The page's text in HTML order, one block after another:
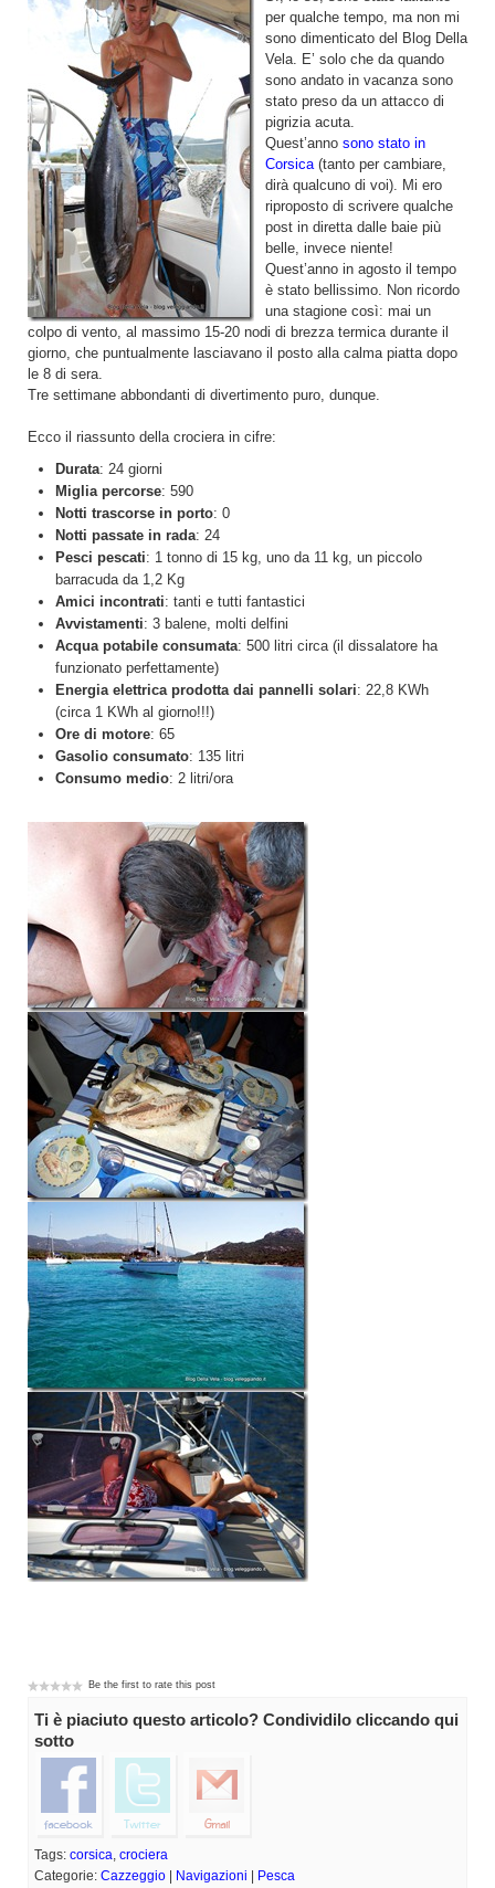
per qualche tempo, ma non mi
sono dimenticato del Blog Della
Vela. E’ solo che da quando
sono andato in vacanza sono
stato preso da un attacco di
pigrizia acuta.
Quest’anno sono stato in
Corsica(tanto per cambiare,
dirà qualcuno di voi). Mi ero
riproposto di scrivere qualche
post in diretta dalle baie più
belle, invece niente!
Quest’anno in agosto il tempo
è stato bellissimo. Non ricordo
una stagione così: mai un
colpo di vento, al massimo 15-20 nodi di brezza termica durante il
giorno, che puntualmente lasciavano il posto alla calma piatta dopo
le 8 di sera.
Tre settimane abbondanti di divertimento puro, dunque.
Ecco il riassunto della crociera in cifre:
Durata: 24 giorni
Miglia percorse: 590
Notti trascorse in porto: 0
Notti passate in rada: 24
Pesci pescati: 1 tonno di 15 kg, uno da 11 kg, un piccolo
barracuda da 1,2 Kg
Amici incontrati: tanti e tutti fantastici
Avvistamenti: 3 balene, molti delfini
Acqua potabile consumata: 500 litri circa (il dissalatore ha
funzionato perfettamente)
Energia elettrica prodotta dai pannelli solari: 22,8 KWh
(circa 1 KWh al giorno!!!)
Ore di motore: 65
Gasolio consumato: 135 litri
Consumo medio: 2 litri/ora
Be the first to rate this post
Ti è piaciuto questo articolo? Condividilo cliccando qui
sotto
Tags: corsica, crociera
Categorie: Cazzeggio Navigazioni
Pesca